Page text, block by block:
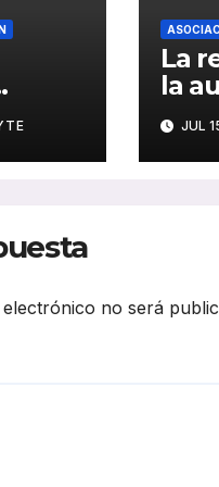
La
la
JUL
no será